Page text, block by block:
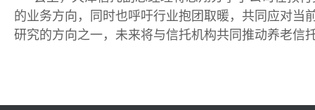
的业务方向，同时也呼吁行业抱团取暖，共同应对当
研究的方向之一，未来将与信托机构共同推动养老信